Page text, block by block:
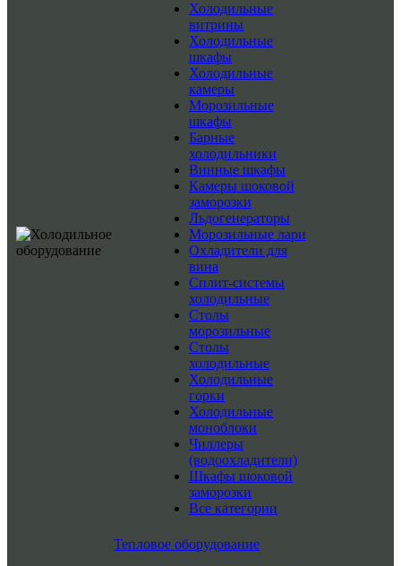
Холодильные
витрины
Холодильные
шкафы
Холодильные
камеры
Морозильные
шкафы
Барные
холодильники
Винные шкафы
Камеры шоковой
заморозки
Льдогенераторы
Морозильные лари
Охладители для
вина
Сплит-системы
холодильные
Столы
морозильные
Столы
холодильные
Холодильные
горки
Холодильные
моноблоки
Чиллеры
(водоохладители)
Шкафы шоковой
заморозки
Все категории
Тепловое оборудование